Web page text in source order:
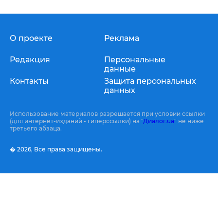
О проекте
Редакция
Контакты
Реклама
Персональные
данные
Защита персональных
данных
Использование материалов разрешается при условии ссылки
(для интернет-изданий - гиперссылки) на "Диалог.ua" не ниже
третьего абзаца.
� 2026, Все права защищены.